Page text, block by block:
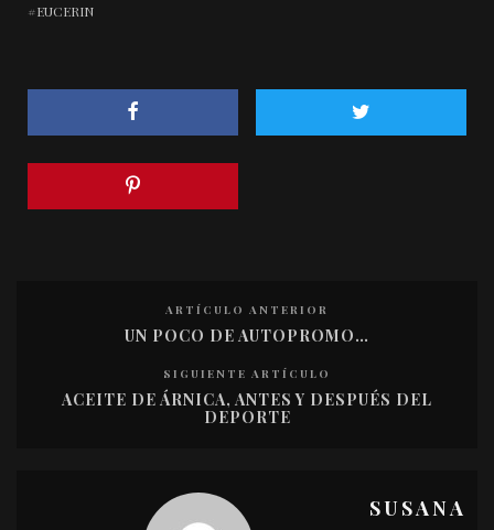
EUCERIN
ARTÍCULO ANTERIOR
UN POCO DE AUTOPROMO…
SIGUIENTE ARTÍCULO
ACEITE DE ÁRNICA, ANTES Y DESPUÉS DEL
DEPORTE
SUSANA